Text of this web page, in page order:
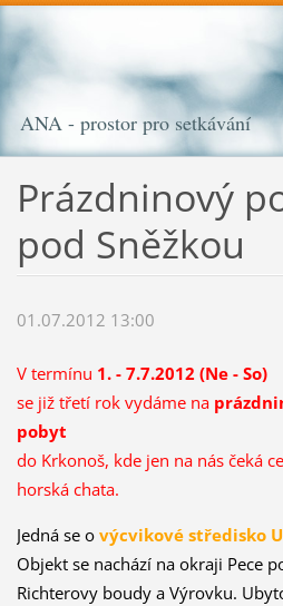
ANA - prostor pro setkávání
Prázdninový
pod Sněžkou
01.07.2012 13:00
V termínu 1. - 7.7.2012 (Ne - So)
se již třetí rok vydáme na
pobyt
do Krkonoš, kde jen na nás čeká
horská chata.
Jedná se o výcvikové středisko
Objekt se nachází na okraji Pece
Richterovy boudy a Výrovku.